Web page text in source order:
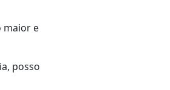
maior e
posso